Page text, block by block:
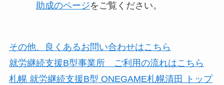
助成のページをご覧ください。
その他、良くあるお問い合わせはこちら
就労継続支援B型事業所 ご利用の流れはこちら
札幌 就労継続支援B型 ONEGAME札幌清田 トップ